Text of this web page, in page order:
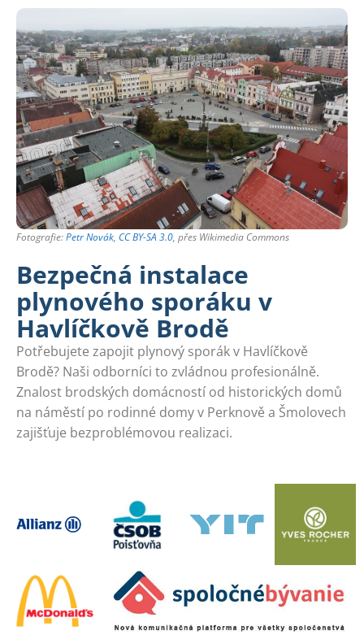
Fotografie:Petr Novák, CC BY-SA 3.0, přes Wikimedia Commons
Bezpečná instalace
plynového sporáku v
Havlíčkově Brodě
Potřebujete zapojit plynový sporák v Havlíčkově
Brodě? Naši odborníci to zvládnou profesionálně.
Znalost brodských domácností od historických domů
na náměstí po rodinné domy v Perknově a Šmolovech
zajišťuje bezproblémovou realizaci.